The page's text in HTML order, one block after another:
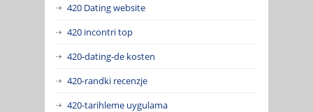
420 Dating website
420 incontri top
420-dating-de kosten
420-randki recenzje
420-tarihleme uygulama